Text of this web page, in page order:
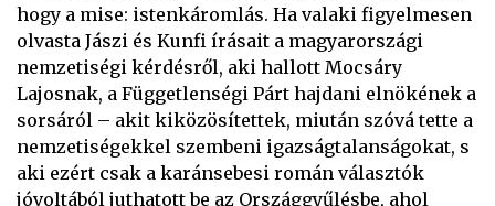
hogy a mise: istenkáromlás. Ha valaki figyelmesen
olvasta Jászi és Kunfi írásait a magyarországi
nemzetiségi kérdésről, aki hallott Mocsáry
Lajosnak, a Függetlenségi Párt hajdani elnökének a
sorsáról – akit kiközösítettek, miután szóvá tette a
nemzetiségekkel szembeni igazságtalanságokat, s
aki ezért csak a karánsebesi román választók
jóvoltából juthatott be az Országgyűlésbe, ahol